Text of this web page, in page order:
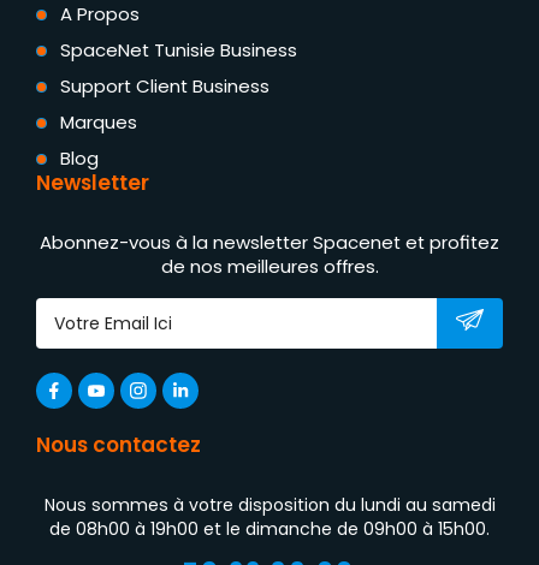
A Propos
SpaceNet Tunisie Business
Support Client Business
Marques
Blog
Newsletter
Abonnez-vous à la newsletter Spacenet et profitez
de nos meilleures offres.
Nous contactez
Nous sommes à votre disposition du lundi au samedi
de 08h00 à 19h00 et le dimanche de 09h00 à 15h00.